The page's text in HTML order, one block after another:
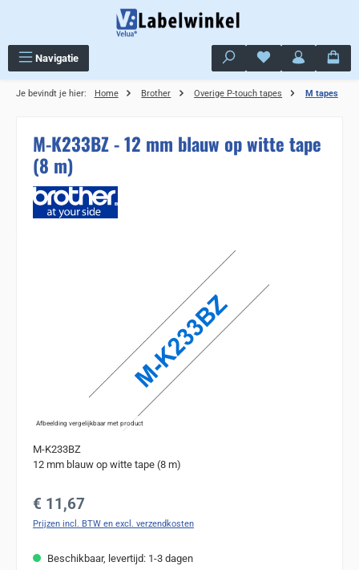
Navigatie Je hebt 0 items op
Je bevindt je hier: Home Brother Overige P-touch tapes M tapes
M-K233BZ - 12 mm blauw op witte tape
(8 m)
Afbeelding vergelijkbaar met product
M-K233BZ
12 mm blauw op witte tape (8 m)
Normale prijs:
€ 11,67
Prijzen incl. BTW en excl. verzendkosten
Beschikbaar, levertijd: 1-3 dagen